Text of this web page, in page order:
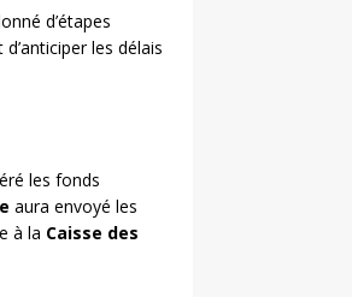
d’étapes
les délais
les fonds
aura envoyé les
à la Caisse des